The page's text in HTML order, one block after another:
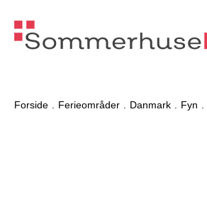
Forside Ferieområder Danmark Fyn